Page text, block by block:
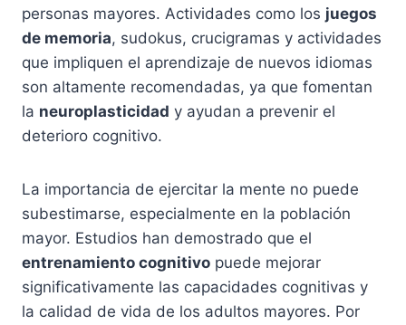
personas mayores. Actividades como los juegos
de memoria, sudokus, crucigramas y actividades
que impliquen el aprendizaje de nuevos idiomas
son altamente recomendadas, ya que fomentan
la neuroplasticidad y ayudan a prevenir el
deterioro cognitivo.
La importancia de ejercitar la mente no puede
subestimarse, especialmente en la población
mayor. Estudios han demostrado que el
entrenamiento cognitivo puede mejorar
significativamente las capacidades cognitivas y
la calidad de vida de los adultos mayores. Por